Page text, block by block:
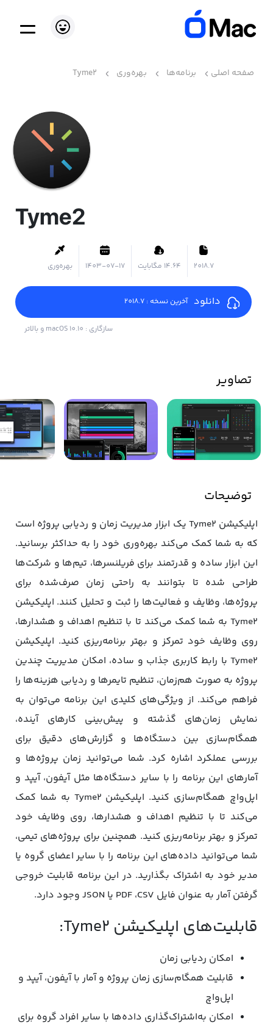
صفحه اصلی برنامه‌ها بهره‌وری Tyme2
Tyme2
2018.7 ۱۴.۶۴ مگابایت 1403-07-17 بهره‌وری
دانلود آخرین نسخه : 2018.7
سازگاری : macOS 10.10 و بالاتر
تصاویر
توضیحات
اپلیکیشن Tyme2 یک ابزار مدیریت زمان و ردیابی پروژه است
که به شما کمک می‌کند بهره‌وری خود را به حداکثر برسانید.
این ابزار ساده و قدرتمند برای فریلنسرها، تیم‌ها و شرکت‌ها
طراحی شده تا بتوانند به راحتی زمان صرف‌شده برای
پروژه‌ها، وظایف و فعالیت‌ها را ثبت و تحلیل کنند. اپلیکیشن
Tyme2 به شما کمک می‌کند تا با تنظیم اهداف و هشدارها،
روی وظایف خود تمرکز و بهتر برنامه‌ریزی کنید. اپلیکیشن
Tyme2 با رابط کاربری جذاب و ساده، امکان مدیریت چندین
پروژه به صورت هم‌زمان، تنظیم تایمرها و ردیابی هزینه‌ها را
فراهم می‌کند. از ویژگی‌های کلیدی این برنامه می‌توان به
نمایش زمان‌های گذشته و پیش‌بینی کارهای آینده،
همگام‌سازی بین دستگاه‌ها و گزارش‌های دقیق برای
بررسی عملکرد اشاره کرد. شما می‌توانید زمان پروژه‌ها و
آمارهای این برنامه را با سایر دستگاه‌ها مثل آیفون، آیپد و
اپل‌واچ همگام‌سازی کنید. اپلیکیشن Tyme2 به شما کمک
می‌کند تا با تنظیم اهداف و هشدارها، روی وظایف خود
تمرکز و بهتر برنامه‌ریزی کنید. همچنین برای پروژه‌های تیمی،
شما می‌توانید داده‌های این برنامه را با سایر اعضای گروه یا
مدیر خود به‌ اشتراک بگذارید. در این برنامه قابلیت خروجی
گرفتن آمار به عنوان فایل PDF ،CSV یا JSON وجود دارد.
قابلیت‌های اپلیکیشن Tyme2:
امکان ردیابی زمان
قابلیت همگام‌سازی زمان پروژه و آمار با آيفون، آیپد و
اپل‌واچ
امکان به‌اشتراک‌گذاری داده‌ها با سایر افراد گروه برای